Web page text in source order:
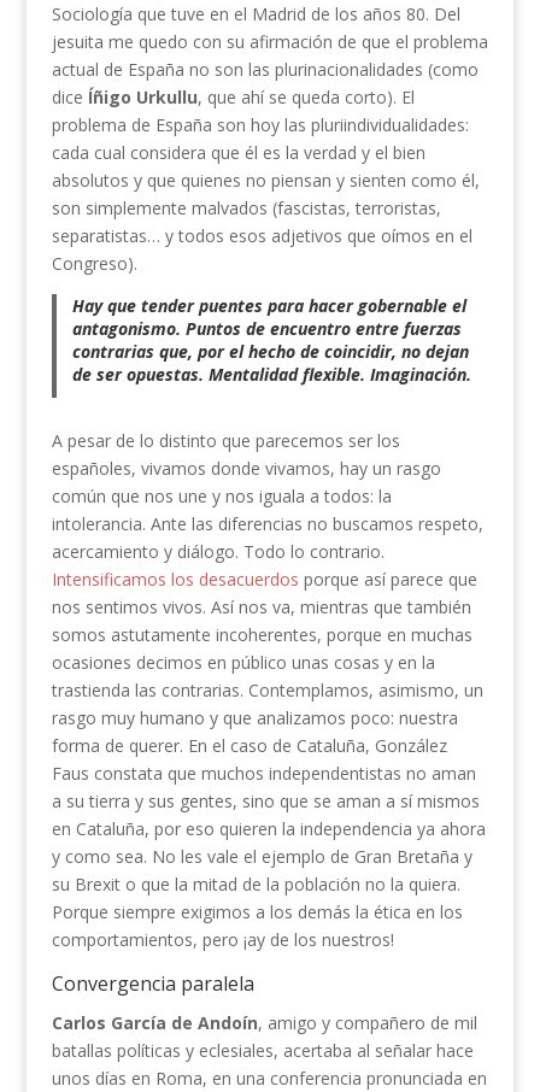
Sociología que tuve en el Madrid de los años 80. Del
jesuita me quedo con su afirmación de que el problema
actual de España no son las plurinacionalidades (como
dice Íñigo Urkullu, que ahí se queda corto). El
problema de España son hoy las pluriindividualidades:
cada cual considera que él es la verdad y el bien
absolutos y que quienes no piensan y sienten como él,
son simplemente malvados (fascistas, terroristas,
separatistas… y todos esos adjetivos que oímos en el
Congreso).
Hay que tender puentes para hacer gobernable el
antagonismo. Puntos de encuentro entre fuerzas
contrarias que, por el hecho de coincidir, no dejan
de ser opuestas. Mentalidad flexible. Imaginación.
A pesar de lo distinto que parecemos ser los
españoles, vivamos donde vivamos, hay un rasgo
común que nos une y nos iguala a todos: la
intolerancia. Ante las diferencias no buscamos respeto,
acercamiento y diálogo. Todo lo contrario.
Intensificamos los desacuerdos porque así parece que
nos sentimos vivos. Así nos va, mientras que también
somos astutamente incoherentes, porque en muchas
ocasiones decimos en público unas cosas y en la
trastienda las contrarias. Contemplamos, asimismo, un
rasgo muy humano y que analizamos poco: nuestra
forma de querer. En el caso de Cataluña, González
Faus constata que muchos independentistas no aman
a su tierra y sus gentes, sino que se aman a sí mismos
en Cataluña, por eso quieren la independencia ya ahora
y como sea. No les vale el ejemplo de Gran Bretaña y
su Brexit o que la mitad de la población no la quiera.
Porque siempre exigimos a los demás la ética en los
comportamientos, pero ¡ay de los nuestros!
Convergencia paralela
Carlos García de Andoín, amigo y compañero de mil
batallas políticas y eclesiales, acertaba al señalar hace
unos días en Roma, en una conferencia pronunciada en